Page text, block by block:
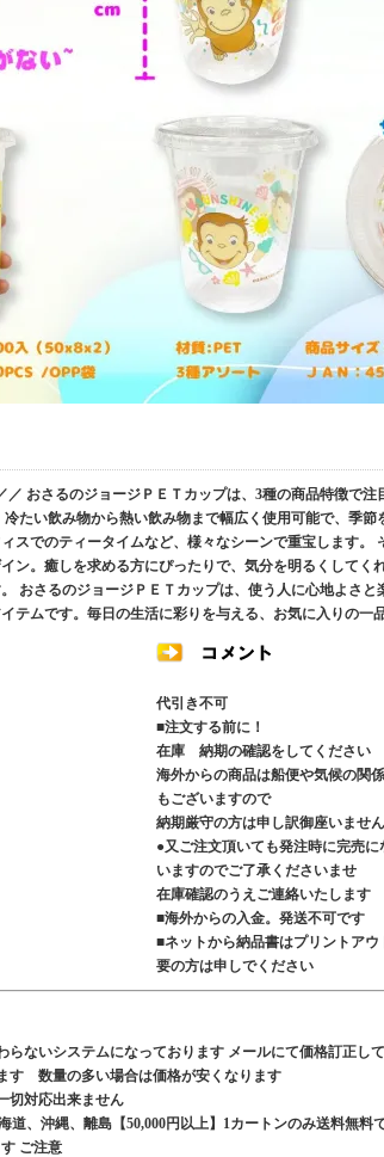
／ おさるのジョージＰＥＴカップは、3種の商品特徴で
たい飲み物から熱い飲み物まで幅広く使用可能で、季
スでのティータイムなど、様々なシーンで重宝します。
ン。癒しを求める方にぴったりで、気分を明るくしてく
おさるのジョージＰＥＴカップは、使う人に心地よさ
テムです。毎日の生活に彩りを与える、お気に入りの一
代引き不可
■注文する前に！
在庫 納期の確認をしてください
海外からの商品は船便や気候の関
もございますので
納期厳守の方は申し訳御座いませ
●又ご注文頂いても発注時に完売
いますのでご了承くださいませ
在庫確認のうえご連絡いたします
■海外からの入金。発送不可です
■ネットから納品書はプリントア
要の方は申しでください
らないシステムになっております メールにて価格訂正し
す 数量の多い場合は価格が安くなります
切対応出来ません
道、沖縄、離島【50,000円以上】1カートンのみ送料無
す ご注意